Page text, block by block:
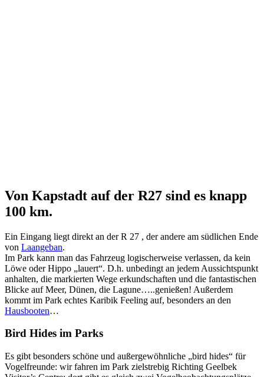
Von Kapstadt auf der R27 sind es knapp
100 km.
Ein Eingang liegt direkt an der R 27 , der andere am südlichen Ende
von Laangeban.
Im Park kann man das Fahrzeug logischerweise verlassen, da kein
Löwe oder Hippo „lauert“. D.h. unbedingt an jedem Aussichtspunkt
anhalten, die markierten Wege erkundschaften und die fantastischen
Blicke auf Meer, Dünen, die Lagune…..genießen! Außerdem
kommt im Park echtes Karibik Feeling auf, besonders an den
Hausbooten…
Bird Hides im Parks
Es gibt besonders schöne und außergewöhnliche „bird hides“ für
Vogelfreunde: wir fahren im Park zielstrebig Richting Geelbek